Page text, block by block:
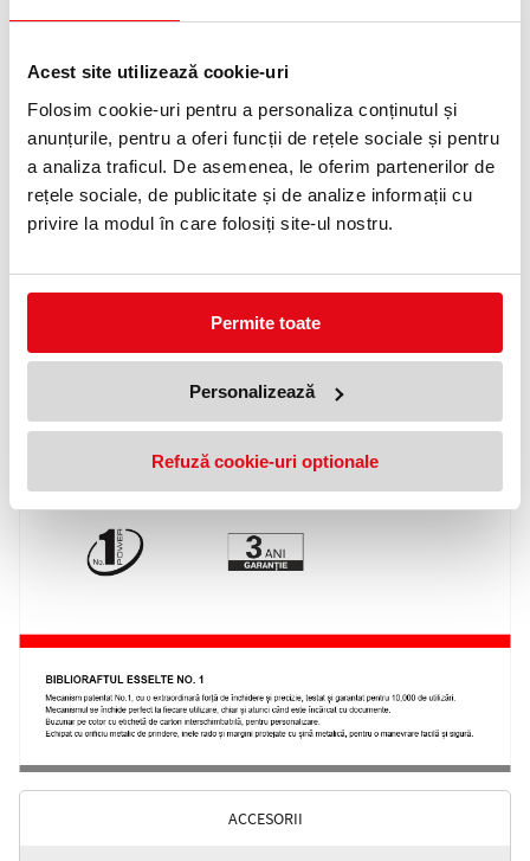
Acest site utilizează cookie-uri
Folosim cookie-uri pentru a personaliza conținutul și
anunțurile, pentru a oferi funcții de rețele sociale și pentru
a analiza traficul. De asemenea, le oferim partenerilor de
rețele sociale, de publicitate și de analize informații cu
privire la modul în care folosiți site-ul nostru.
Permite toate
Personalizează
Refuză cookie-uri optionale
ACCESORII